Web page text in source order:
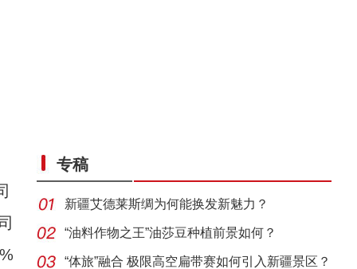
专稿
新疆艾德莱斯绸为何能换发新魅力？
“油料作物之王”油莎豆种植前景如何？
“体旅”融合 极限高空扁带赛如何引入新疆景区？